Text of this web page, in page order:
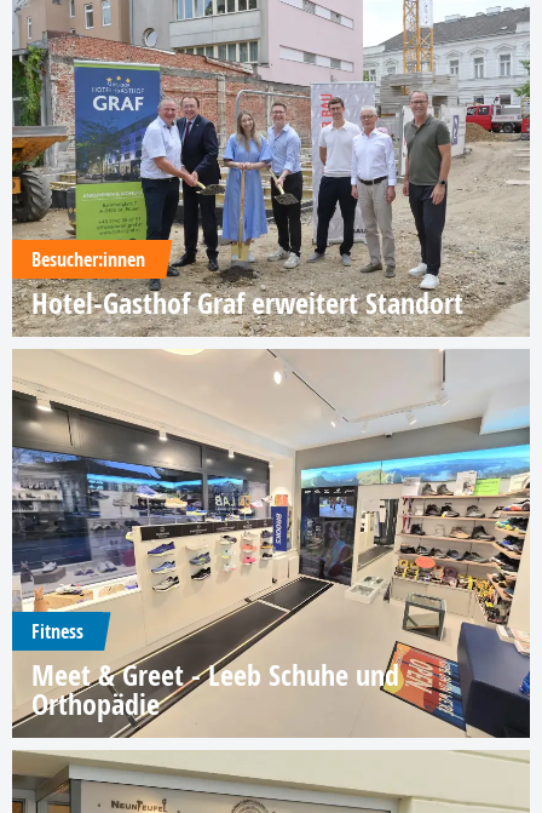
Besucher:innen
Hotel-Gasthof Graf erweitert Standort
Fitness
Meet & Greet - Leeb Schuhe und
Orthopädie